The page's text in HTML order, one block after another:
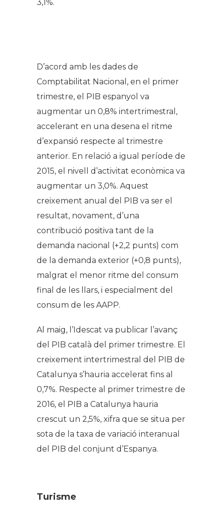
3,1%.
D’acord amb les dades de
Comptabilitat Nacional, en el primer
trimestre, el PIB espanyol va
augmentar un 0,8% intertrimestral,
accelerant en una desena el ritme
d’expansió respecte al trimestre
anterior. En relació a igual període de
2015, el nivell d’activitat econòmica va
augmentar un 3,0%. Aquest
creixement anual del PIB va ser el
resultat, novament, d’una
contribució positiva tant de la
demanda nacional (+2,2 punts) com
de la demanda exterior (+0,8 punts),
malgrat el menor ritme del consum
final de les llars, i especialment del
consum de les AAPP.
Al maig, l’Idescat va publicar l’avanç
del PIB català del primer trimestre. El
creixement intertrimestral del PIB de
Catalunya s’hauria accelerat fins al
0,7%. Respecte al primer trimestre de
2016, el PIB a Catalunya hauria
crescut un 2,5%, xifra que se situa per
sota de la taxa de variació interanual
del PIB del conjunt d’Espanya.
Turisme